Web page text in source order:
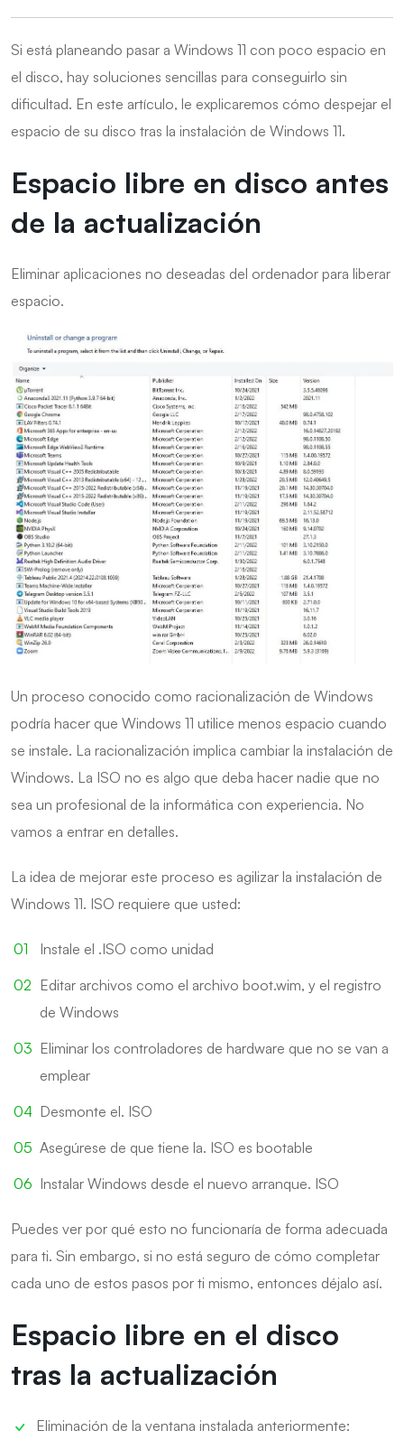
Si está planeando pasar a Windows 11 con poco espacio en
el disco, hay soluciones sencillas para conseguirlo sin
dificultad. En este artículo, le explicaremos cómo despejar el
espacio de su disco tras la instalación de Windows 11.
Espacio libre en disco antes
de la actualización
Eliminar aplicaciones no deseadas del ordenador para liberar
espacio.
Un proceso conocido como racionalización de Windows
podría hacer que Windows 11 utilice menos espacio cuando
se instale. La racionalización implica cambiar la instalación de
Windows. La ISO no es algo que deba hacer nadie que no
sea un profesional de la informática con experiencia. No
vamos a entrar en detalles.
La idea de mejorar este proceso es agilizar la instalación de
Windows 11. ISO requiere que usted:
Instale el .ISO como unidad
Editar archivos como el archivo boot.wim, y el registro
de Windows
Eliminar los controladores de hardware que no se van a
emplear
Desmonte el. ISO
Asegúrese de que tiene la. ISO es bootable
Instalar Windows desde el nuevo arranque. ISO
Puedes ver por qué esto no funcionaría de forma adecuada
para ti. Sin embargo, si no está seguro de cómo completar
cada uno de estos pasos por ti mismo, entonces déjalo así.
Espacio libre en el disco
tras la actualización
Eliminación de la ventana instalada anteriormente: